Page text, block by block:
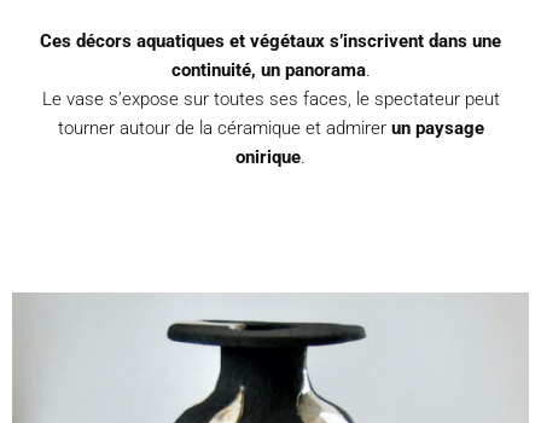
Ces décors aquatiques et végétaux s’inscrivent dans une
continuité, un panorama.
Le vase s’expose sur toutes ses faces, le spectateur peut
tourner autour de la céramique et admirer un paysage
onirique.